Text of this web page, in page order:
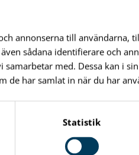
annonserna till användarna,
sådana identifierare och
med. Dessa kan i
har samlat in när du har
Statistik